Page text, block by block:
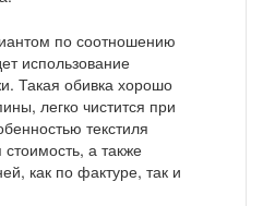
по соотношению
использование
Такая обивка хорошо
легко чистится при
текстиля
а также
как по фактуре, так и